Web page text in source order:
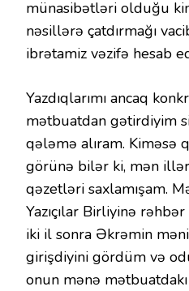
münasibətləri olduğu
nəsillərə çatdırmağı
ibrətamiz vəzifə hesab
Yazdıqlarımı ancaq
mətbuatdan gətirdiyim
qələmə alıram. Kiməsə
görünə bilər ki, mən
qəzetləri saxlamışam.
Yazıçılar Birliyinə
iki il sonra Əkrəmin
girişdiyini gördüm və
onun mənə mətbuatdakı